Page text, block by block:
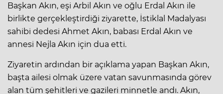
Başkan Akın, eşi Arbil Akın ve oğlu Erdal Akın ile
birlikte gerçekleştirdiği ziyarette, İstiklal Madalyası
sahibi dedesi Ahmet Akın, babası Erdal Akın ve
annesi Nejla Akın için dua etti.
Ziyaretin ardından bir açıklama yapan Başkan Akın,
başta ailesi olmak üzere vatan savunmasında görev
alan tüm şehitleri ve gazileri minnetle andı. Akın,